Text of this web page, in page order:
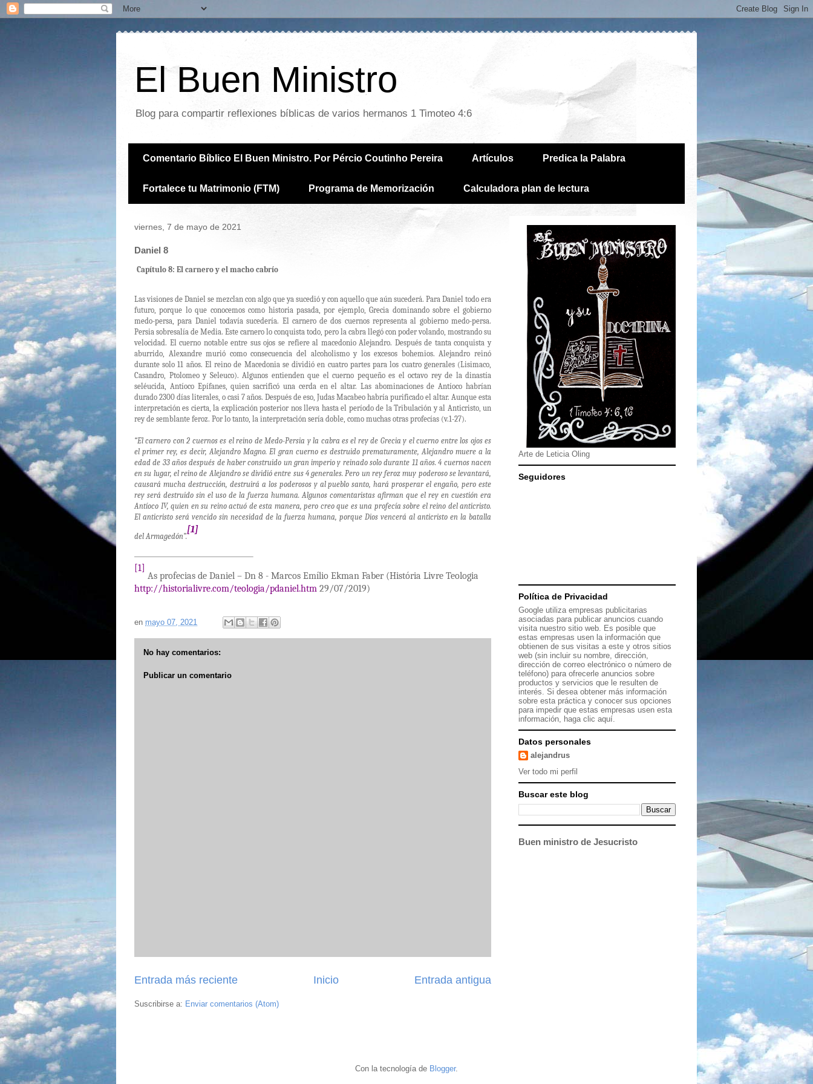
El Buen Ministro
Blog para compartir reflexiones bíblicas de varios hermanos 1 Timoteo 4:6
Comentario Bíblico El Buen Ministro. Por Pércio Coutinho Pereira Artículos Predica la Palabra
Fortalece tu Matrimonio (FTM) Programa de Memorización Calculadora plan de lectura
viernes, 7 de mayo de 2021
Daniel 8
Capítulo 8: El carnero y el macho cabrío
Las visiones de Daniel se mezclan con algo que ya sucedió y con aquello que aún sucederá. Para Daniel todo era
futuro, porque lo que conocemos como historia pasada, por ejemplo, Grecia dominando sobre el gobierno
medo-persa, para Daniel todavía sucedería. El carnero de dos cuernos representa al gobierno medo-persa.
Persia sobresalía de Media. Este carnero lo conquista todo, pero la cabra llegó con poder volando, mostrando su
velocidad. El cuerno notable entre sus ojos se refiere al macedonio Alejandro. Después de tanta conquista y
aburrido, Alexandre murió como consecuencia del alcoholismo y los excesos bohemios. Alejandro reinó
durante solo 11 años. El reino de Macedonia se dividió en cuatro partes para los cuatro generales (Lisimaco,
Casandro, Ptolomeo y Seleuco). Algunos entienden que el cuerno pequeño es el octavo rey de la dinastía
seléucida, Antíoco Epífanes, quien sacrificó una cerda en el altar. Las abominaciones de Antíoco habrían
durado 2300 días literales, o casi 7 años. Después de eso, Judas Macabeo habría purificado el altar. Aunque esta
interpretación es cierta, la explicación posterior nos lleva hasta el período de la Tribulación y al Anticristo, un
rey de semblante feroz. Por lo tanto, la interpretación sería doble, como muchas otras profecías (v.1-27).
“El carnero con 2 cuernos es el reino de Medo-Persia y la cabra es el rey de Grecia y el cuerno entre los ojos es
el primer rey, es decir, Alejandro Magno. El gran cuerno es destruido prematuramente, Alejandro muere a la
edad de 33 años después de haber construido un gran imperio y reinado solo durante 11 años. 4 cuernos nacen
en su lugar, el reino de Alejandro se dividió entre sus 4 generales. Pero un rey feroz muy poderoso se levantará,
causará mucha destrucción, destruirá a los poderosos y al pueblo santo, hará prosperar el engaño, pero este
rey será destruido sin el uso de la fuerza humana. Algunos comentaristas afirman que el rey en cuestión era
Antíoco IV, quien en su reino actuó de esta manera, pero creo que es una profecía sobre el reino del anticristo.
El anticristo será vencido sin necesidad de la fuerza humana, porque Dios vencerá al anticristo en la batalla
del Armagedón”.
[1]
[1]
As profecias de Daniel – Dn 8 - Marcos Emílio Ekman Faber (História Livre Teologia
http://historialivre.com/teologia/pdaniel.htm 29/07/2019)
en mayo 07, 2021
No hay comentarios:
Publicar un comentario
Entrada más reciente Entrada antigua
Inicio
Suscribirse a: Enviar comentarios (Atom)
Arte de Leticia Oling
Seguidores
Política de Privacidad
Google utiliza empresas publicitarias
asociadas para publicar anuncios cuando
visita nuestro sitio web. Es posible que
estas empresas usen la información que
obtienen de sus visitas a este y otros sitios
web (sin incluir su nombre, dirección,
dirección de correo electrónico o número de
teléfono) para ofrecerle anuncios sobre
productos y servicios que le resulten de
interés. Si desea obtener más información
sobre esta práctica y conocer sus opciones
para impedir que estas empresas usen esta
información, haga clic aquí.
Datos personales
alejandrus
Ver todo mi perfil
Buscar este blog
Buen ministro de Jesucristo
Con la tecnología de Blogger.